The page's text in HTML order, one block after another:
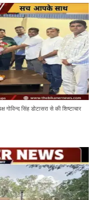
सिंह डोटासरा से की शिष्टाचार